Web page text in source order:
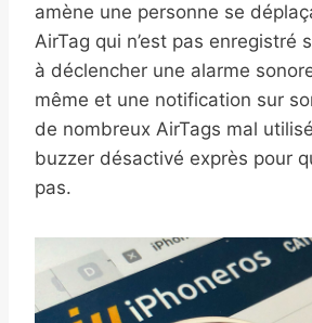
amène une personne se
AirTag qui n’est pas enregistré
à déclencher une alarme
même et une notification sur
de nombreux AirTags mal
buzzer désactivé exprès pour
pas.